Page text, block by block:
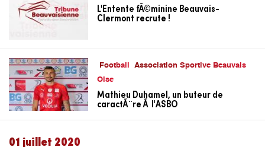
L'Entente fÃ©minine Beauvais-
Clermont recrute !
Football
Association Sportive Beauvais
Oise
Mathieu Duhamel, un buteur de
caractÃ¨re Ã l'ASBO
01 juillet 2020